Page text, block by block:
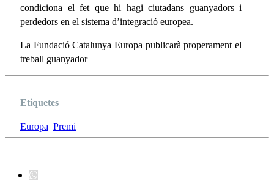
condiciona el fet que hi hagi ciutadans guanyadors i
perdedors en el sistema d’integració europea.
La Fundació Catalunya Europa publicarà properament el
treball guanyador
Etiquetes
Europa Premi